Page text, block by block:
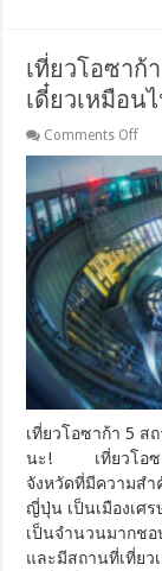
เที่ยวโอซาก้
เดี๋ยวเหมือน
Comments Offon
เที่
โอ
ซา
า
5
สถ
ที่
ห้า
พล
เช็ค
อิน
ไว้
เห
ไป
ไม่
ถึง
นะ!
เที่ยวโอซาก้า 5 ส
นะ! เที่ยวโอซาก้
จังหวัดที่มีความส
ญี่ปุ่น เป็นเมืองเศ
เป็นจำนวนมากชอ
และมีสถานที่เที่ยว